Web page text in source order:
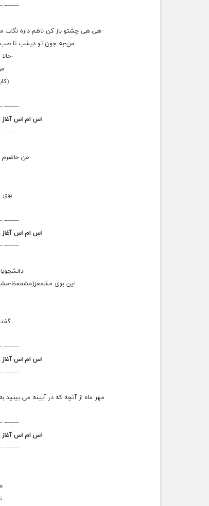
——-
-هی هی چشتو باز کن ناظم داره نگات
من-به جون تو دیشب تا صب
-
——-
اس ام اس آغاز
——-
من
بوی
——-
اس ام اس آغاز
——-
این بوی مشمعز(مشمعظ-
——-
اس ام اس آغاز
——-
مهر ماه از آنچه که در آیینه می
——-
اس ام اس آغاز
——-